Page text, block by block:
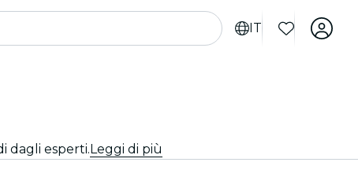
IT
dagli esperti.Leggi di più